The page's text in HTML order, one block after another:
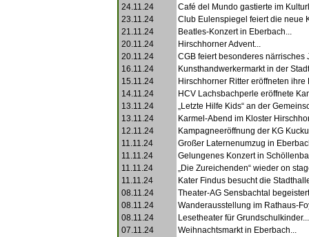
24.11.24
Café del Mundo gastierte im
23.11.24
Club Eulenspiegel feiert die neue
21.11.24
Beatles-Konzert in Eberbach...
20.11.24
Hirschhorner Advent...
20.11.24
CGB feiert besonderes närrisches
16.11.24
Kunsthandwerkermarkt in der
15.11.24
Hirschhorner Ritter eröffneten ihre
14.11.24
HCV Lachsbachperle eröffnete
13.11.24
„Letzte Hilfe Kids“ an der
13.11.24
Karmel-Abend im Kloster
12.11.24
Kampagneeröffnung der KG
11.11.24
Großer Laternenumzug in
11.11.24
Gelungenes Konzert in
11.11.24
„Die Zureichenden“ wieder on
11.11.24
Kater Findus besucht die
08.11.24
Theater-AG Sensbachtal
08.11.24
Wanderausstellung im Rathaus-
08.11.24
Lesetheater für Grundschulkinder...
07.11.24
Weihnachtsmarkt in Eberbach...